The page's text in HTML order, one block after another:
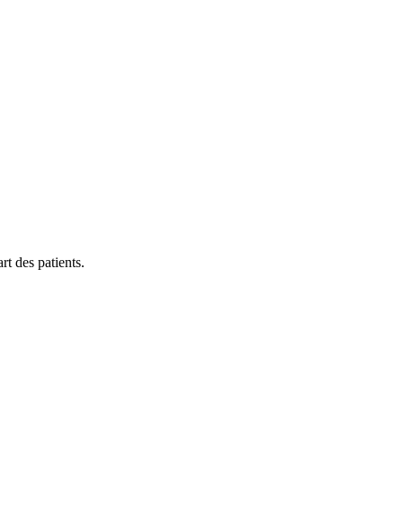
des patients.